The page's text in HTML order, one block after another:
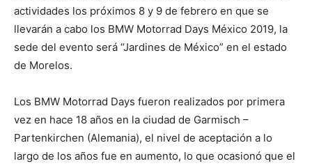
actividades los próximos 8 y 9 de febrero en que se
llevarán a cabo los BMW Motorrad Days México 2019, la
sede del evento será “Jardines de México” en el estado
de Morelos.
Los BMW Motorrad Days fueron realizados por primera
vez en hace 18 años en la ciudad de Garmisch –
Partenkirchen (Alemania), el nivel de aceptación a lo
largo de los años fue en aumento, lo que ocasionó que el